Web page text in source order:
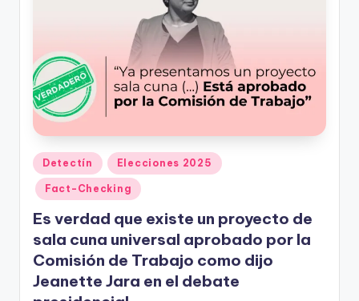
Publicado
en
Detectín Elecciones 2025
Fact-Checking
Es verdad que existe un proyecto de
sala cuna universal aprobado por la
Comisión de Trabajo como dijo
Jeanette Jara en el debate